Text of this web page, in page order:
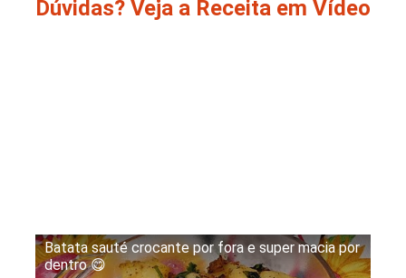
Dúvidas? Veja a Receita em Vídeo
Batata sauté crocante por fora e super macia por
dentro 😋